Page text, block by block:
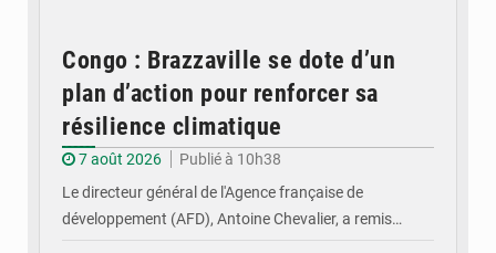
Congo : Brazzaville se dote d’un
plan d’action pour renforcer sa
résilience climatique
7 août 2026
Publié à 10h38
Le directeur général de l'Agence française de
développement (AFD), Antoine Chevalier, a remis…